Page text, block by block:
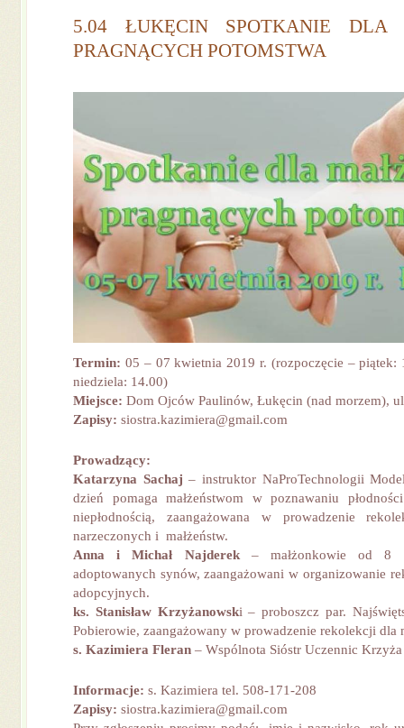
5.04 ŁUKĘCIN SPOTKANIE DLA
PRAGNĄCYCH POTOMSTWA
Termin: 05 – 07 kwietnia 2019 r. (rozpoczęcie – piątek:
niedziela: 14.00)
Miejsce: Dom Ojców Paulinów, Łukęcin (nad morzem),
Zapisy: siostra.kazimiera@gmail.com
Prowadzący:
Katarzyna Sachaj – instruktor NaProTechnologii
dzień pomaga małżeństwom w poznawaniu
niepłodnością, zaangażowana w prowadzenie
narzeczonych i małżeństw.
Anna i Michał Najderek– małżonkowie od 8
adoptowanych synów, zaangażowani w organizowanie
adopcyjnych.
ks. Stanisław Krzyżanowski – proboszcz par.
Pobierowie, zaangażowany w prowadzenie rekolekcji dla
s. Kazimiera Fleran – Wspólnota Sióstr Uczennic Krzyża
Informacje: s. Kazimiera tel. 508-171-208
Zapisy: siostra.kazimiera@gmail.com